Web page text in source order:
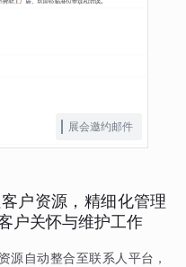
展会邀约邮件
户资源，精细化管理
户关怀与维护工作
源自动整合至联系人平台，